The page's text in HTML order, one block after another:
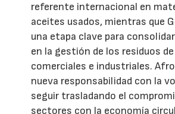
referente internacional en
aceites usados, mientras que
una etapa clave para
en la gestión de los residuos
comerciales e industriales.
nueva responsabilidad con la
seguir trasladando el
sectores con la economía